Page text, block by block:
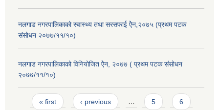
नलगाड नगरपालिकाको स्वास्थ्य तथा सरसफाई ऐेन,२०७५ (प्रथम पटक
संसोधन २०७७/११/१०)
नलगाड नगरपालिकाको विनियोजित ऐेन, २०७७ ( प्रथम पटक संसोधन
२०७७/११/१०)
Pages
« first ‹ previous … 5 6